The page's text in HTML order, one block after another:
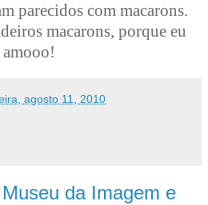
parecidos com macarons.
macarons, porque eu
amooo!
agosto 11, 2010
da Imagem e